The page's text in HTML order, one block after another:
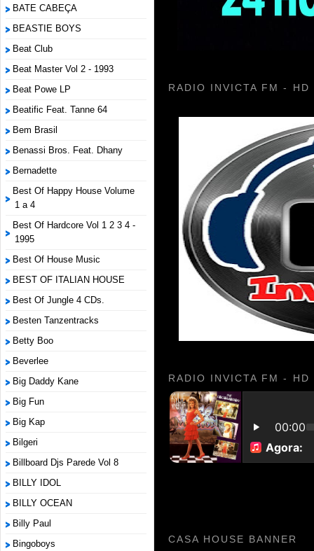
BATE CABEÇA
BEASTIE BOYS
Beat Club
Beat Master Vol 2 - 1993
Beat Powe LP
Beatific Feat. Tanne 64
Bem Brasil
Benassi Bros. Feat. Dhany
Bernadette
Best Of Happy House Volume
1 a 4
Best Of Hardcore Vol 1 2 3 4 -
1995
Best Of House Music
BEST OF ITALIAN HOUSE
Best Of Jungle 4 CDs.
Besten Tanzentracks
Betty Boo
Beverlee
Big Daddy Kane
Big Fun
Big Kap
Bilgeri
Billboard Djs Parede Vol 8
BILLY IDOL
BILLY OCEAN
Billy Paul
Bingoboys
RADIO INVICTA FM - HD
RADIO INVICTA FM - HD
CASA HOUSE BANNER